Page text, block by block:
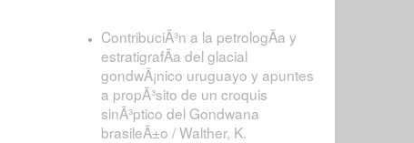
ContribuciÃ³n a la petrologÃ­a y
estratigrafÃ­a del glacial
gondwÃ¡nico uruguayo y apuntes
a propÃ³sito de un croquis
sinÃ³ptico del Gondwana
brasileÃ±o / Walther, K.